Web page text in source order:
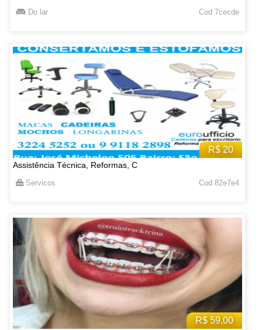
Do lar Cod 7cecde
R$ 20
Assistência Técnica, Reformas, C
Servicos Cod 82e7e4
R$ 59,00